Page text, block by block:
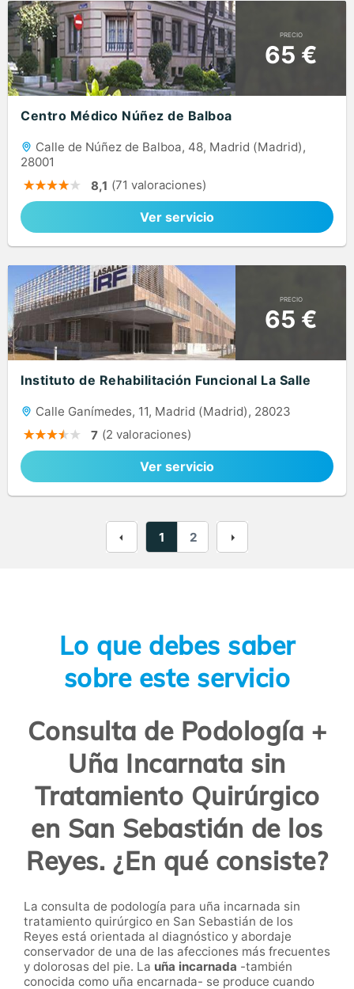
PRECIO
65 €
Centro Médico Núñez de Balboa
Calle de Núñez de Balboa, 48, Madrid (Madrid),
28001
8,1 (71 valoraciones)
Ver servicio
PRECIO
65 €
Instituto de Rehabilitación Funcional La Salle
Calle Ganímedes, 11, Madrid (Madrid), 28023
7 (2 valoraciones)
Ver servicio
1 2
Lo que debes saber
sobre este servicio
Consulta de Podología +
Uña Incarnata sin
Tratamiento Quirúrgico
en San Sebastián de los
Reyes. ¿En qué consiste?
La consulta de podología para uña incarnada sin
tratamiento quirúrgico en San Sebastián de los
Reyes está orientada al diagnóstico y abordaje
conservador de una de las afecciones más frecuentes
y dolorosas del pie. La uña incarnada -también
conocida como uña encarnada- se produce cuando